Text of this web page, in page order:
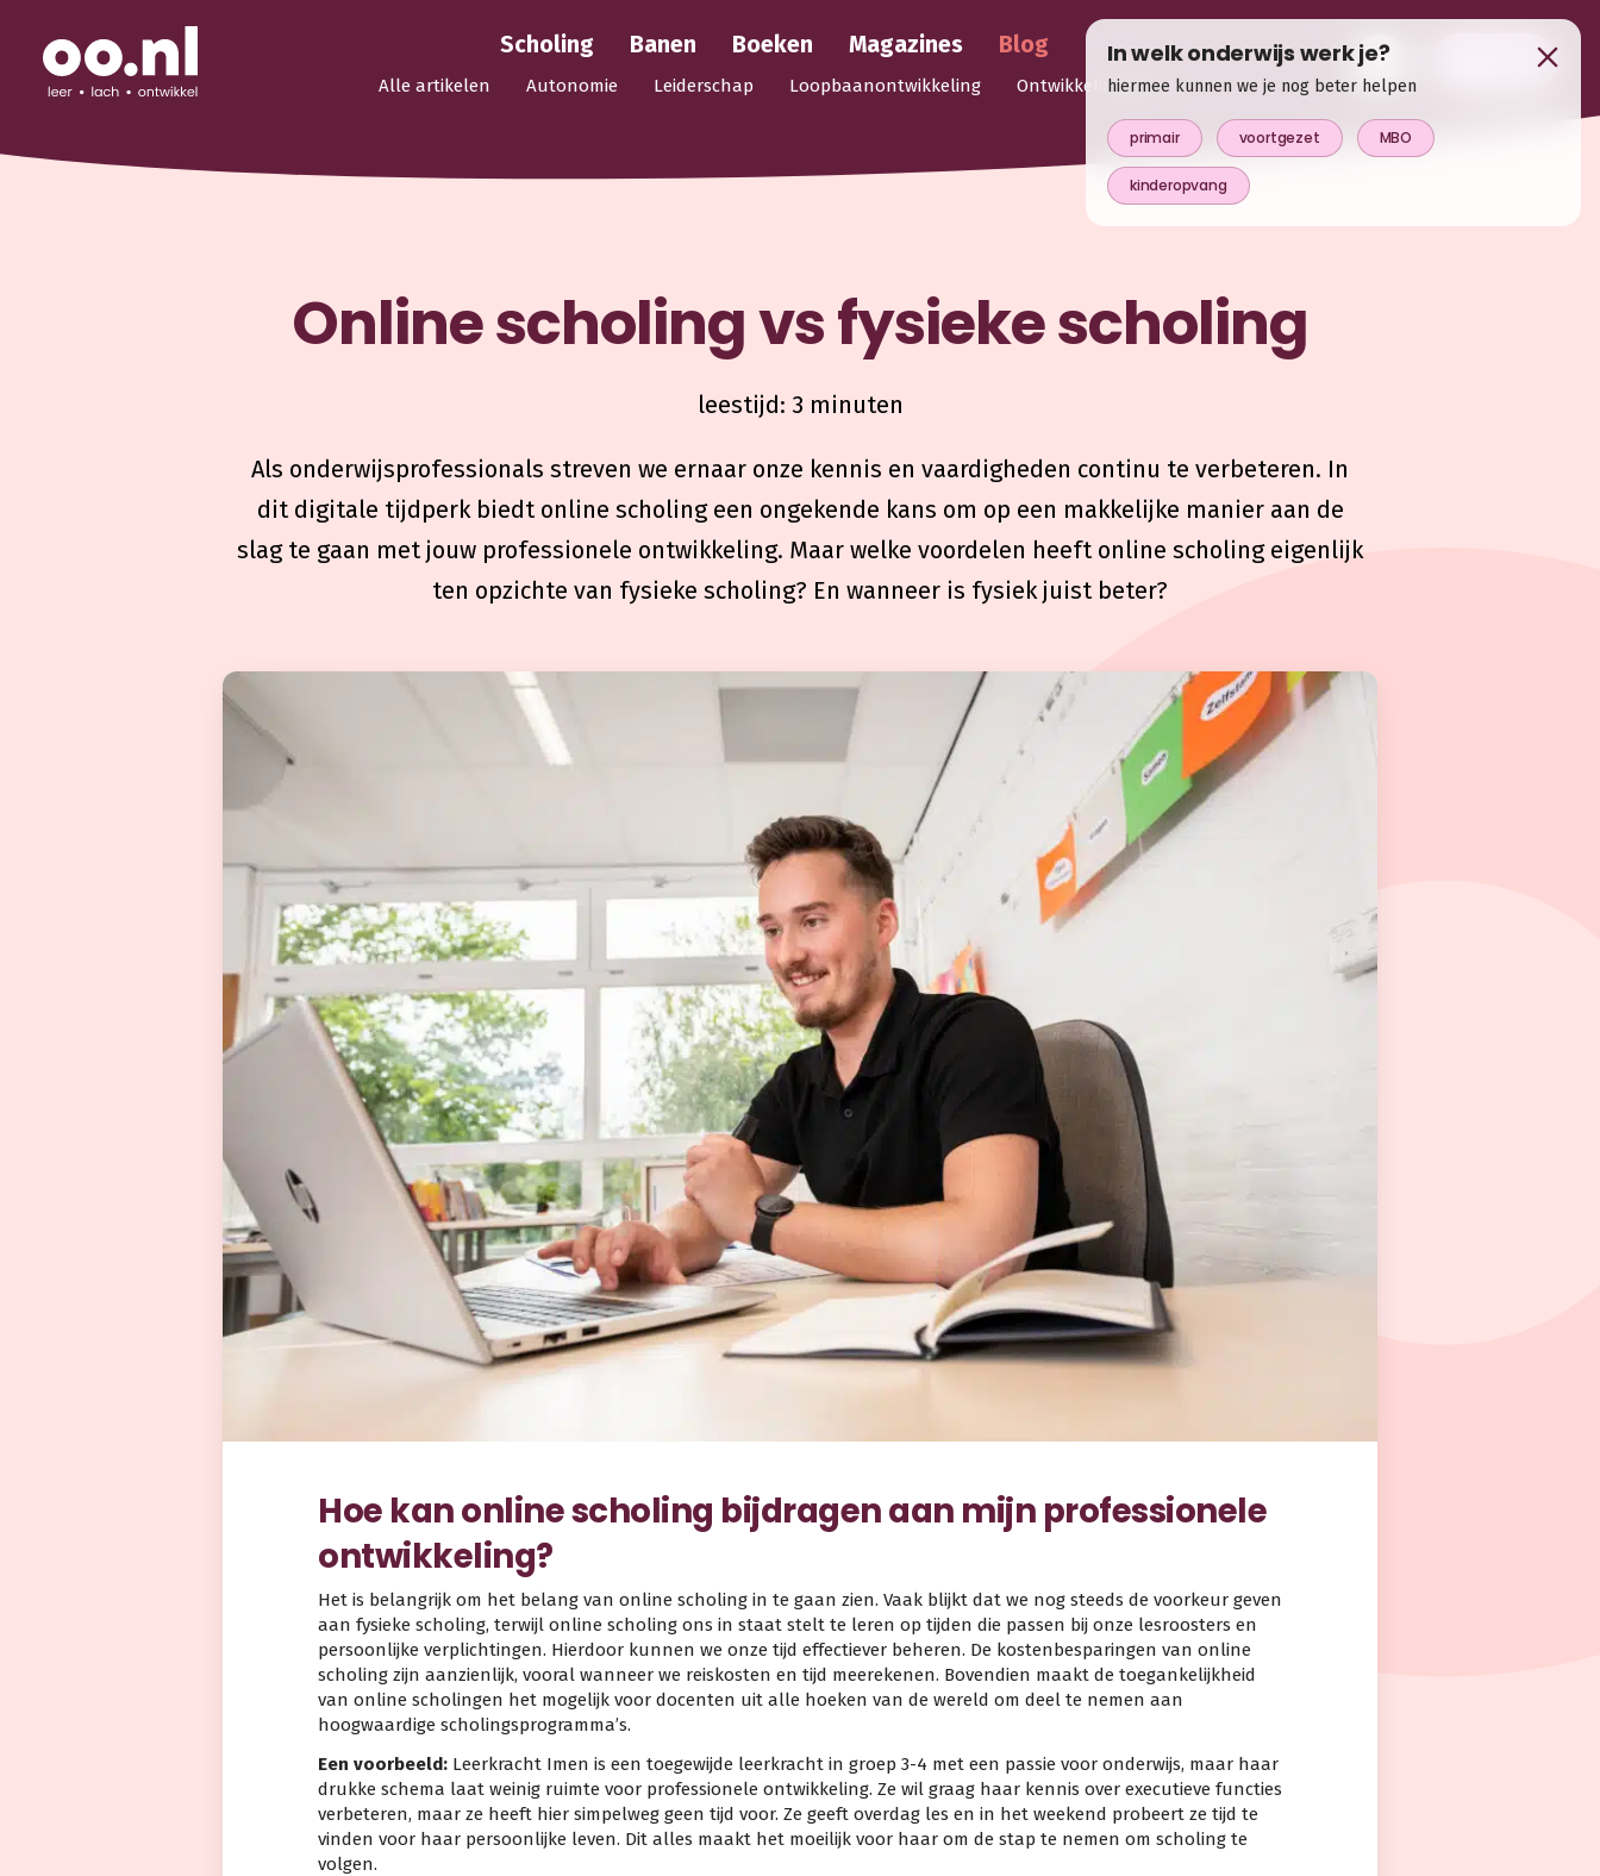
Scholing Banen Boeken Magazines Blog
Alle artikelen Autonomie Leiderschap Loopbaanontwikkeling Ontwikkelingsplan
Online scholing vs fysieke scholing
leestijd: 3 minuten
Als onderwijsprofessionals streven we ernaar onze kennis en vaardigheden continu te verbeteren. In
dit digitale tijdperk biedt online scholing een ongekende kans om op een makkelijke manier aan de
slag te gaan met jouw professionele ontwikkeling. Maar welke voordelen heeft online scholing eigenlijk
ten opzichte van fysieke scholing? En wanneer is fysiek juist beter?
Hoe kan online scholing bijdragen aan mijn professionele
ontwikkeling?
Het is belangrijk om het belang van online scholing in te gaan zien. Vaak blijkt dat we nog steeds de voorkeur geven
aan fysieke scholing, terwijl online scholing ons in staat stelt te leren op tijden die passen bij onze lesroosters en
persoonlijke verplichtingen. Hierdoor kunnen we onze tijd effectiever beheren. De kostenbesparingen van online
scholing zijn aanzienlijk, vooral wanneer we reiskosten en tijd meerekenen. Bovendien maakt de toegankelijkheid
van online scholingen het mogelijk voor docenten uit alle hoeken van de wereld om deel te nemen aan
hoogwaardige scholingsprogramma’s.
Een voorbeeld: Leerkracht Imen is een toegewijde leerkracht in groep 3-4 met een passie voor onderwijs, maar haar
drukke schema laat weinig ruimte voor professionele ontwikkeling. Ze wil graag haar kennis over executieve functies
verbeteren, maar ze heeft hier simpelweg geen tijd voor. Ze geeft overdag les en in het weekend probeert ze tijd te
vinden voor haar persoonlijke leven. Dit alles maakt het moeilijk voor haar om de stap te nemen om scholing te
volgen.
In welk onderwijs werk je?
hiermee kunnen we je nog beter helpen
primair voortgezet MBO
kinderopvang